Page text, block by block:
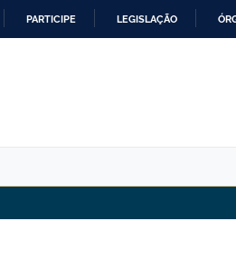
PARTICIPE LEGISLAÇÃO